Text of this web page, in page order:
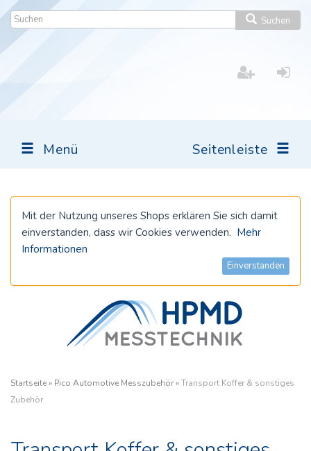
Suchen
Menü Seitenleiste
Mit der Nutzung unseres Shops erklären Sie sich damit
einverstanden, dass wir Cookies verwenden. Mehr
Informationen
Einverstanden
Startseite» Pico Automotive Messzubehör»Transport Koffer & sonstiges
Zubehör